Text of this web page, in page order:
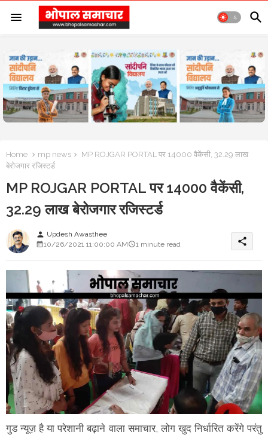
Home mp news
MP ROJGAR PORTAL पर 14000 वैकेंसी, 32.29 लाख
बेरोजगार रजिस्टर्ड
MP ROJGAR PORTAL पर 14000 वैकेंसी,
32.29 लाख बेरोजगार रजिस्टर्ड
person Updesh Awasthee
10/26/2021 11:00:00 AM
1 minute read share
गुड न्यूज़ है या परेशानी बढ़ाने वाला समाचार, लोग खुद निर्धारित करेंगे परंतु